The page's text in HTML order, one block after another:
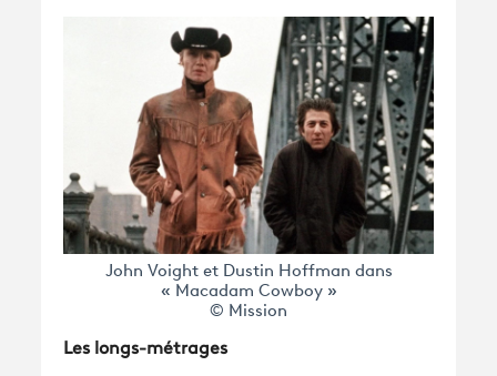
John Voight et Dustin Hoffman dans
« Macadam Cowboy »
© Mission
Les longs-métrages